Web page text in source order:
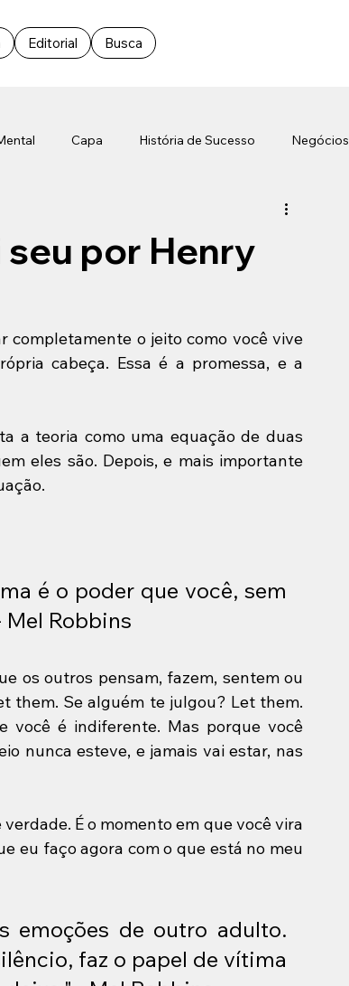
Editorial Busca
Capa História de Sucesso Negócios
por Henry
completamente o jeito como você vive
cabeça. Essa é a promessa, e a
a teoria como uma equação de duas
eles são. Depois, e mais importante
é o poder que você, sem
Mel Robbins
os outros pensam, fazem, sentem ou
them. Se alguém te julgou? Let them.
você é indiferente. Mas porque você
nunca esteve, e jamais vai estar, nas
É o momento em que você vira
eu faço agora com o que está no meu
emoções de outro adulto.
faz o papel de vítima